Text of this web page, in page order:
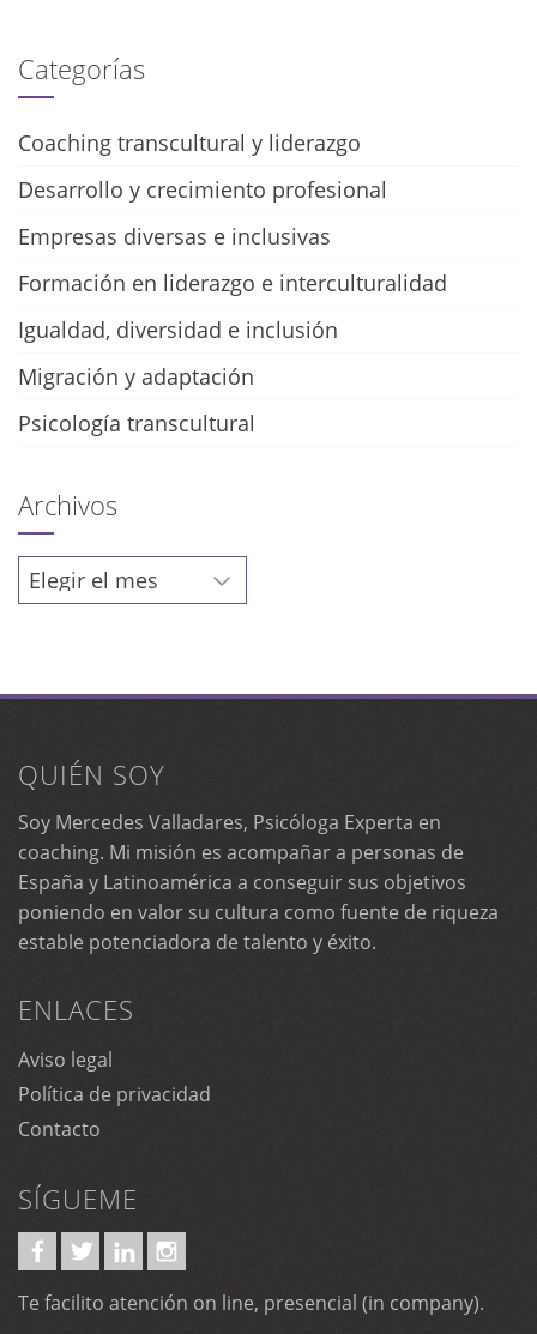
Categorías
Coaching transcultural y liderazgo
Desarrollo y crecimiento profesional
Empresas diversas e inclusivas
Formación en liderazgo e interculturalidad
Igualdad, diversidad e inclusión
Migración y adaptación
Psicología transcultural
Archivos
Archivos
QUIÉN SOY
Soy Mercedes Valladares, Psicóloga Experta en
coaching. Mi misión es acompañar a personas de
España y Latinoamérica a conseguir sus objetivos
poniendo en valor su cultura como fuente de riqueza
estable potenciadora de talento y éxito.
ENLACES
Aviso legal
Política de privacidad
Contacto
SÍGUEME
Te facilito atención on line, presencial (in company).